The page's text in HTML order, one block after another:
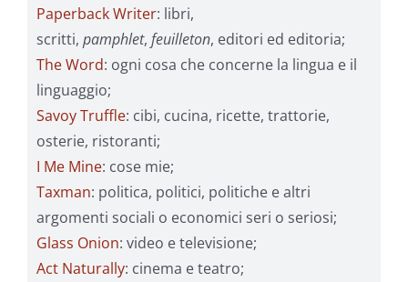
Paperback Writer: libri,
scritti, pamphlet, feuilleton, editori ed editoria;
The Word: ogni cosa che concerne la lingua e il
linguaggio;
Savoy Truffle: cibi, cucina, ricette, trattorie,
osterie, ristoranti;
I Me Mine: cose mie;
Taxman: politica, politici, politiche e altri
argomenti sociali o economici seri o seriosi;
Glass Onion: video e televisione;
Act Naturally: cinema e teatro;